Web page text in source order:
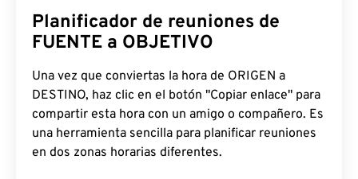
Planificador de reuniones de
FUENTE a OBJETIVO
Una vez que conviertas la hora de ORIGEN a
DESTINO, haz clic en el botón "Copiar enlace" para
compartir esta hora con un amigo o compañero. Es
una herramienta sencilla para planificar reuniones
en dos zonas horarias diferentes.